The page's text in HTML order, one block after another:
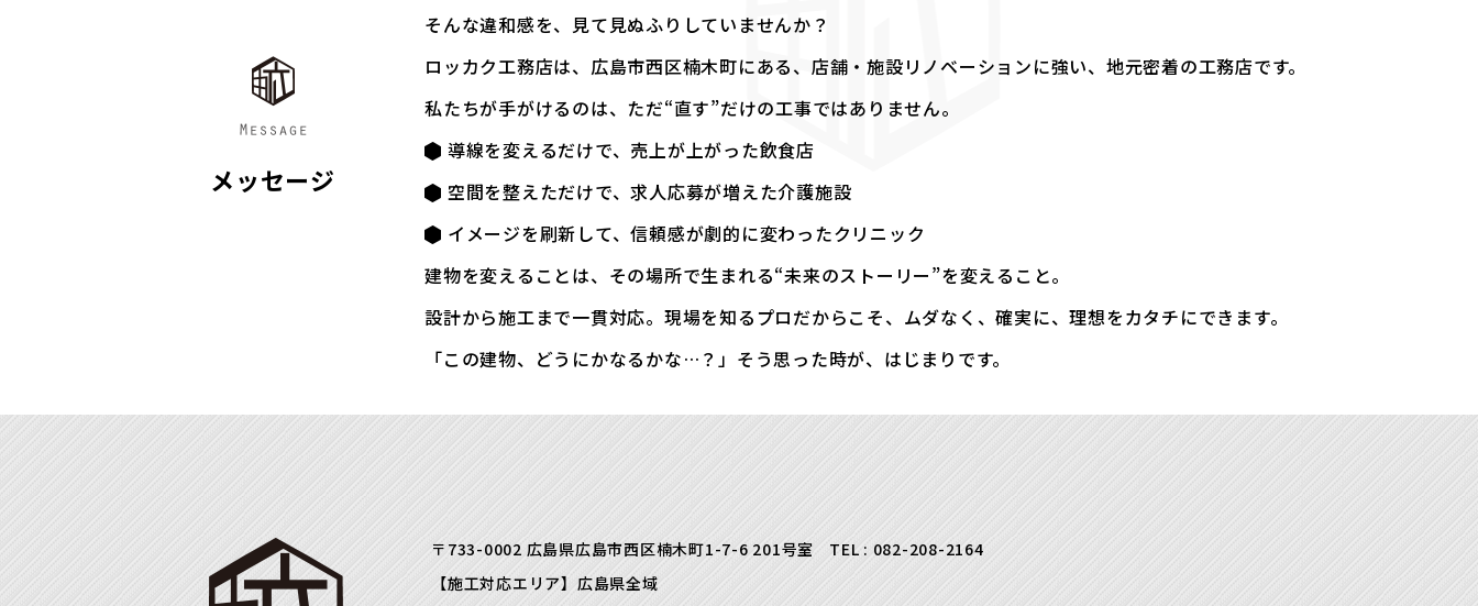
メッセージ
そんな違和感を、見て見ぬふりしていませんか？
ロッカク工務店は、広島市西区楠木町にある、店舗・施設リノベーションに強い、地元密着の工務店です。
私たちが手がけるのは、ただ“直す”だけの工事ではありません。
導線を変えるだけで、売上が上がった飲食店
空間を整えただけで、求人応募が増えた介護施設
イメージを刷新して、信頼感が劇的に変わったクリニック
建物を変えることは、その場所で生まれる“未来のストーリー”を変えること。
設計から施工まで一貫対応。現場を知るプロだからこそ、ムダなく、確実に、理想をカタチにできます。
「この建物、どうにかなるかな…？」そう思った時が、はじまりです。
〒733-0002 広島県広島市西区楠木町1-7-6 201号室 TEL : 082-208-2164
【施工対応エリア】広島県全域